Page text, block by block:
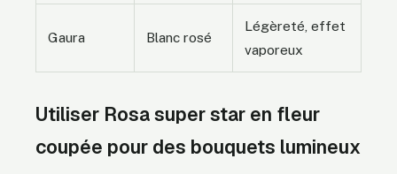
Gaura Blanc rosé
Légèreté, effet
vaporeux
Utiliser Rosa super star en fleur
coupée pour des bouquets lumineux